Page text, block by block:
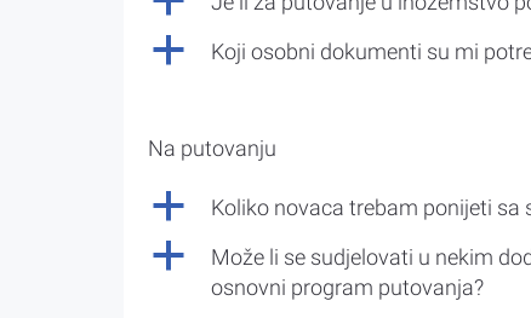
a Koji osobni dokumenti su mi
Na putovanju
a Koliko novaca trebam ponijeti sa
a
Može li se sudjelovati u nekim
osnovni program putovanja?